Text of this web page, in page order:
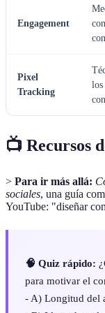
Engagement
Pixel
Tracking
los
📺 Recursos
> Para ir más allá:
sociales, una guía
YouTube: "diseñar
🧠 Quiz rápido:
para motivar el
- A) Longitud del